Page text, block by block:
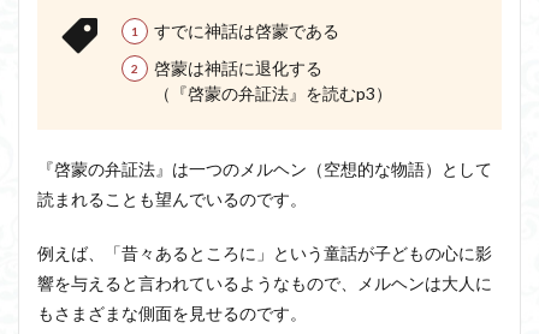
すでに神話は啓蒙である
啓蒙は神話に退化する
（『啓蒙の弁証法』を読むp3）
『啓蒙の弁証法』は一つのメルヘン（空想的な物語）として
読まれることも望んでいるのです。
例えば、「昔々あるところに」という童話が子どもの心に影
響を与えると言われているようなもので、メルヘンは大人に
もさまざまな側面を見せるのです。